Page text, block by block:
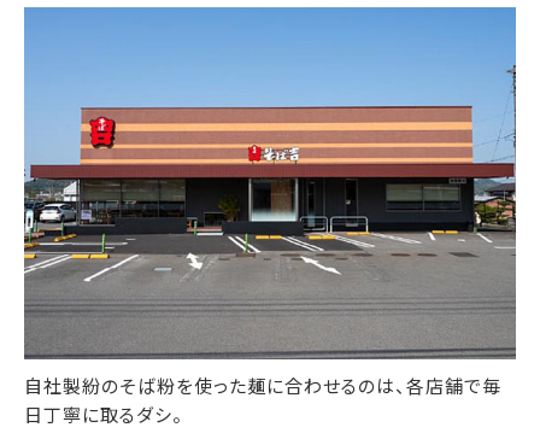
自社製紛のそば粉を使った麺に合わせるのは、各店舗で毎
日丁寧に取るダシ。